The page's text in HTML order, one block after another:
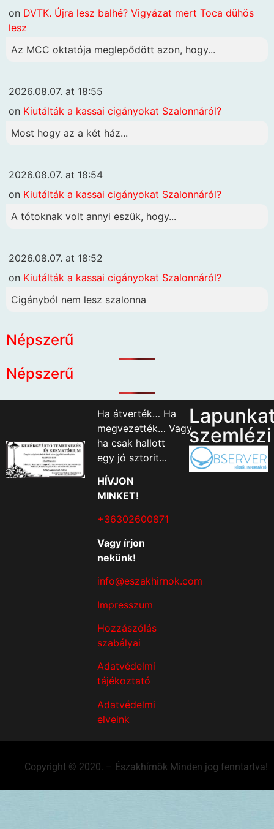
on DVTK. Újra lesz balhé? Vigyázat mert Toca dühös
lesz
Az MCC oktatója meglepődött azon, hogy...
2026.08.07. at 18:55
on Kiutálták a kassai cigányokat Szalonnáról?
Most hogy az a két ház...
2026.08.07. at 18:54
on Kiutálták a kassai cigányokat Szalonnáról?
A tótoknak volt annyi eszük, hogy...
2026.08.07. at 18:52
on Kiutálták a kassai cigányokat Szalonnáról?
Cigányból nem lesz szalonna
Népszerű
Népszerű
Ha átverték… Ha
megvezették… Vagy
ha csak hallott
egy jó sztorit…
HÍVJON
MINKET!
+36302600871
Vagy írjon
nekünk!
info@eszakhirnok.com
Impresszum
Hozzászólás
szabályai
Adatvédelmi
tájékoztató
Adatvédelmi
elveink
szemlézi
Copyright © 2020. – Északhírnök Minden jog fenntartva!